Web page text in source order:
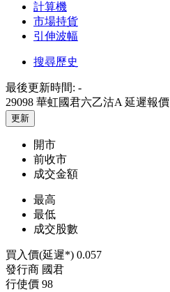
計算機
市場持貨
引伸波幅
搜尋歷史
最後更新時間: -
29098 華虹國君六乙沽A 延遲報價
更新
開市
前收市
成交金額
最高
最低
成交股數
買入價(延遲*) 0.057
發行商 國君
行使價 98